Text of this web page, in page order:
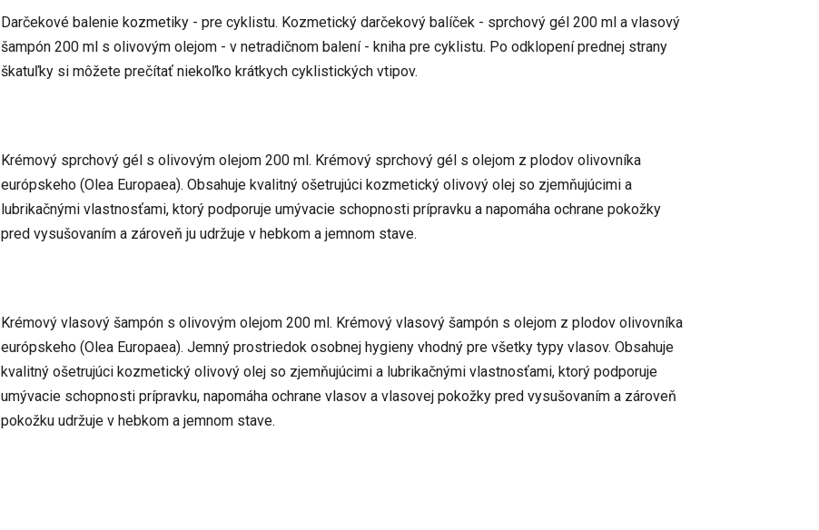
Darčekové balenie kozmetiky - pre cyklistu. Kozmetický darčekový balíček - sprchový gél 200 ml a vlasový
šampón 200 ml s olivovým olejom - v netradičnom balení - kniha pre cyklistu. Po odklopení prednej strany
škatuľky si môžete prečítať niekoľko krátkych cyklistických vtipov.
Krémový sprchový gél s olivovým olejom 200 ml. Krémový sprchový gél s olejom z plodov olivovníka
európskeho (Olea Europaea). Obsahuje kvalitný ošetrujúci kozmetický olivový olej so zjemňujúcimi a
lubrikačnými vlastnosťami, ktorý podporuje umývacie schopnosti prípravku a napomáha ochrane pokožky
pred vysušovaním a zároveň ju udržuje v hebkom a jemnom stave.
Krémový vlasový šampón s olivovým olejom 200 ml. Krémový vlasový šampón s olejom z plodov olivovníka
európskeho (Olea Europaea). Jemný prostriedok osobnej hygieny vhodný pre všetky typy vlasov. Obsahuje
kvalitný ošetrujúci kozmetický olivový olej so zjemňujúcimi a lubrikačnými vlastnosťami, ktorý podporuje
umývacie schopnosti prípravku, napomáha ochrane vlasov a vlasovej pokožky pred vysušovaním a zároveň
pokožku udržuje v hebkom a jemnom stave.